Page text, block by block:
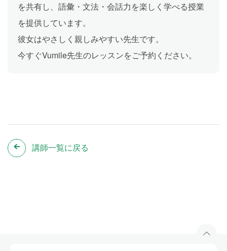
を共有し、語彙・文法・会話力を楽しく学べる授業
を提供しています。
彼女はやさしく親しみやすい先生です。
今すぐVumile先生のレッスンをご予約ください。
講師一覧に戻る